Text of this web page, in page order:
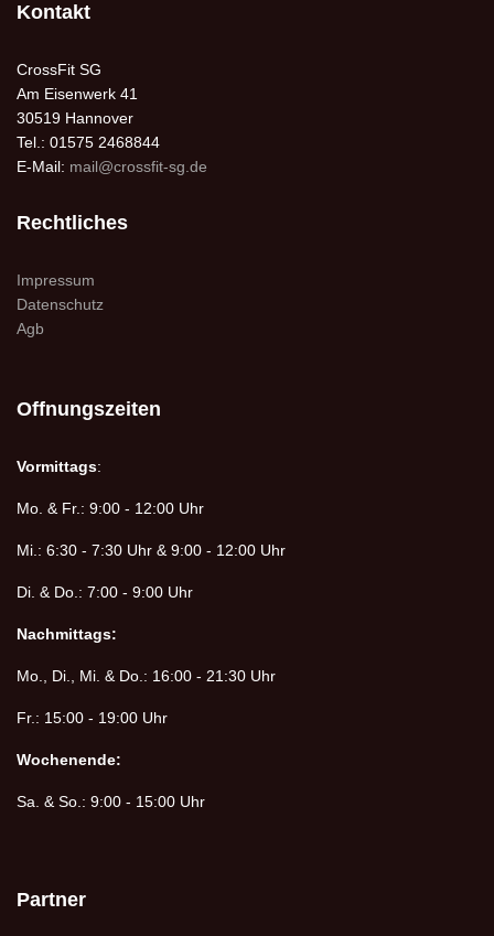
Kontakt
CrossFit SG
Am Eisenwerk 41
30519 Hannover
Tel.: 01575 2468844
E-Mail: mail@crossfit-sg.de
Rechtliches
Impressum
Datenschutz
Agb
Offnungszeiten
Vormittags:
Mo. & Fr.: 9:00 - 12:00 Uhr
Mi.: 6:30 - 7:30 Uhr & 9:00 - 12:00 Uhr
Di. & Do.: 7:00 - 9:00 Uhr
Nachmittags:
Mo., Di., Mi. & Do.: 16:00 - 21:30 Uhr
Fr.: 15:00 - 19:00 Uhr
Wochenende:
Sa. & So.: 9:00 - 15:00 Uhr
Partner